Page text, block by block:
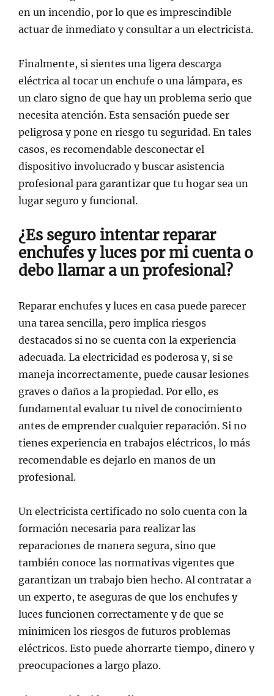
en un incendio, por lo que es imprescindible
actuar de inmediato y consultar a un electricista.
Finalmente, si sientes una ligera descarga
eléctrica al tocar un enchufe o una lámpara, es
un claro signo de que hay un problema serio que
necesita atención. Esta sensación puede ser
peligrosa y pone en riesgo tu seguridad. En tales
casos, es recomendable desconectar el
dispositivo involucrado y buscar asistencia
profesional para garantizar que tu hogar sea un
lugar seguro y funcional.
¿Es seguro intentar reparar
enchufes y luces por mi cuenta o
debo llamar a un profesional?
Reparar enchufes y luces en casa puede parecer
una tarea sencilla, pero implica riesgos
destacados si no se cuenta con la experiencia
adecuada. La electricidad es poderosa y, si se
maneja incorrectamente, puede causar lesiones
graves o daños a la propiedad. Por ello, es
fundamental evaluar tu nivel de conocimiento
antes de emprender cualquier reparación. Si no
tienes experiencia en trabajos eléctricos, lo más
recomendable es dejarlo en manos de un
profesional.
Un electricista certificado no solo cuenta con la
formación necesaria para realizar las
reparaciones de manera segura, sino que
también conoce las normativas vigentes que
garantizan un trabajo bien hecho. Al contratar a
un experto, te aseguras de que los enchufes y
luces funcionen correctamente y de que se
minimicen los riesgos de futuros problemas
eléctricos. Esto puede ahorrarte tiempo, dinero y
preocupaciones a largo plazo.